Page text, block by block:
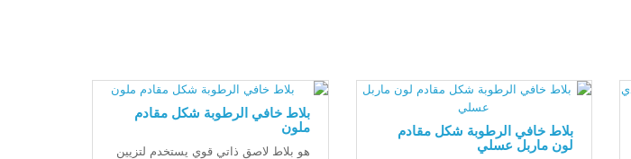
بلاط خافي الرطوبة شكل مقادم
لون ماربل عسلي
بلاط خافي الرطوبة شكل مقادم
ملون
هو بلاط لاصق ذاتي قوي يستخدم لتزيين